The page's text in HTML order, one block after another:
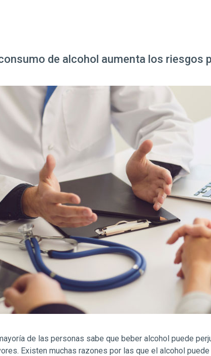
de alcohol aumenta los riesgos
de las personas sabe que beber alcohol puede
Existen muchas razones por las que el alcohol